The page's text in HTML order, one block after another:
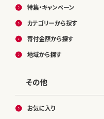
特集・キャンペーン
カテゴリーから探す
寄付金額から探す
地域から探す
その他
お気に入り